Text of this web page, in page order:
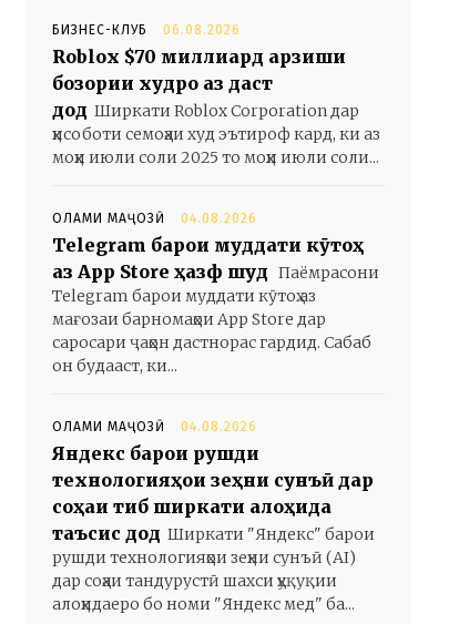
БИЗНЕС-КЛУБ 06.08.2026
Roblox $70 миллиард арзиши
бозории худро аз даст
дод Ширкати Roblox Corporation дар
ҳисоботи семоҳаи худ эътироф кард, ки аз
моҳи июли соли 2025 то моҳи июли соли...
ОЛАМИ МАҶОЗӢ 04.08.2026
Telegram барои муддати кӯтоҳ
аз App Store ҳазф шуд Паёмрасони
Telegram барои муддати кӯтоҳ аз
мағозаи барномаҳои App Store дар
саросари ҷаҳон дастнорас гардид. Сабаб
он будааст, ки...
ОЛАМИ МАҶОЗӢ 04.08.2026
Яндекс барои рушди
технологияҳои зеҳни сунъӣ дар
соҳаи тиб ширкати алоҳида
таъсис дод Ширкати "Яндекс" барои
рушди технологияҳои зеҳни сунъӣ (AI)
дар соҳаи тандурустӣ шахси ҳуқуқии
алоҳидаеро бо номи "Яндекс мед" ба...